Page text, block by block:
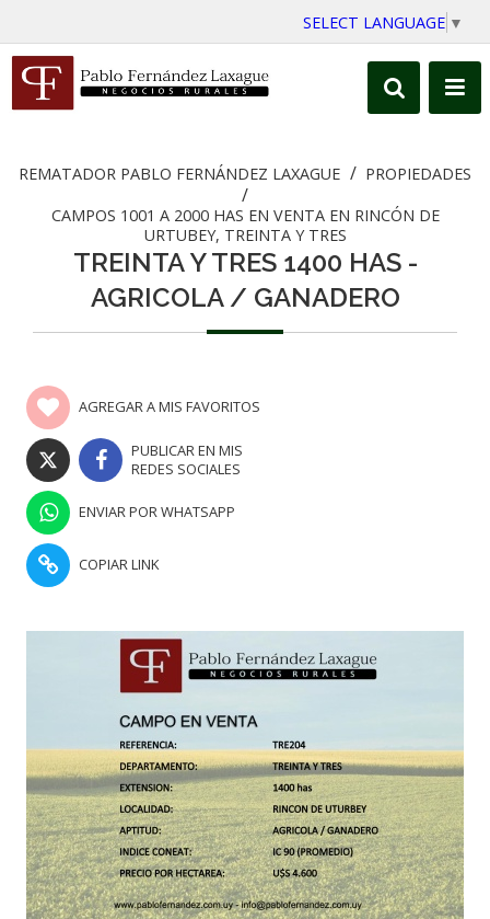
SELECT LANGUAGE ▼
REMATADOR PABLO FERNÁNDEZ LAXAGUE / PROPIEDADES
/
CAMPOS 1001 A 2000 HAS EN VENTA EN RINCÓN DE
URTUBEY, TREINTA Y TRES
TREINTA Y TRES 1400 HAS -
AGRICOLA / GANADERO
AGREGAR A MIS FAVORITOS
PUBLICAR EN MIS
REDES SOCIALES
ENVIAR POR WHATSAPP
COPIAR LINK